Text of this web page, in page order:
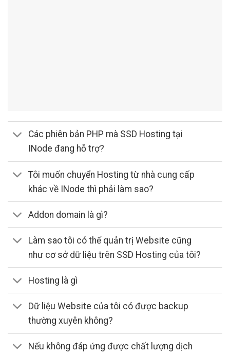
Các phiên bản PHP mà SSD Hosting tại
INode đang hỗ trợ?
Tôi muốn chuyển Hosting từ nhà cung cấp
khác về INode thì phải làm sao?
Addon domain là gì?
Làm sao tôi có thể quản trị Website cũng
như cơ sở dữ liệu trên SSD Hosting của tôi?
Hosting là gì
Dữ liệu Website của tôi có được backup
thường xuyên không?
Nếu không đáp ứng được chất lượng dịch